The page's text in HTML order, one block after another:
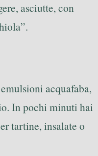
asciutte, con
acquafaba,
In pochi minuti hai
tartine, insalate o